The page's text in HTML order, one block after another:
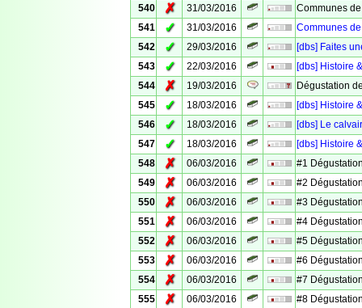
540
✗ 31/03/2016
Communes
541
✓ 31/03/2016
Communes
542
✓ 29/03/2016
[dbs] Faites
543
✓ 22/03/2016
[dbs] Histoire
544
✗ 19/03/2016
Dégustation
545
✓ 18/03/2016
[dbs] Histoire
546
✓ 18/03/2016
[dbs] Le
547
✓ 18/03/2016
[dbs] Histoire
548
✗ 06/03/2016
#1
549
✗ 06/03/2016
#2
550
✗ 06/03/2016
#3
551
✗ 06/03/2016
#4
552
✗ 06/03/2016
#5
553
✗ 06/03/2016
#6
554
✗ 06/03/2016
#7
555
✗ 06/03/2016
#8